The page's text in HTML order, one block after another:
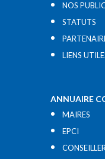
NOS
STATUTS
LIENS
ANNUAIRE
MAIRES
EPCI